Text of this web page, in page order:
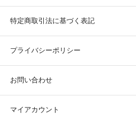
特定商取引法に基づく表記
プライバシーポリシー
お問い合わせ
マイアカウント